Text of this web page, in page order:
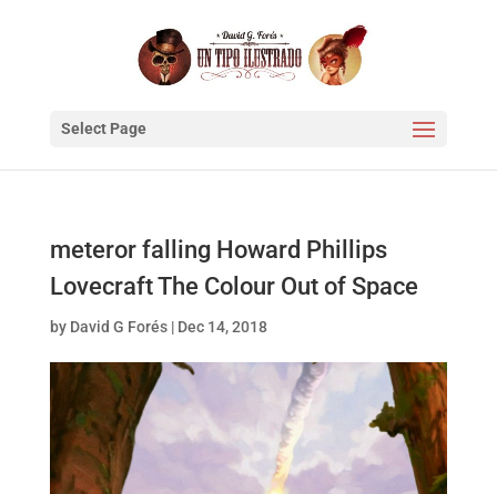
Select Page
meteror falling Howard Phillips
Lovecraft The Colour Out of Space
by David G Forés| Dec 14, 2018